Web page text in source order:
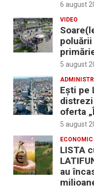
6 august
VIDEO
5 august
Eşti pe
oferta
5 august
ECONOMIC
LISTA
au